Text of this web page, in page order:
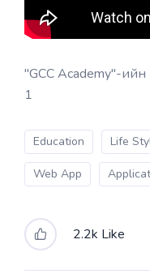
"GCC Academy"-
1
Education Life
Web App
2.2k Like